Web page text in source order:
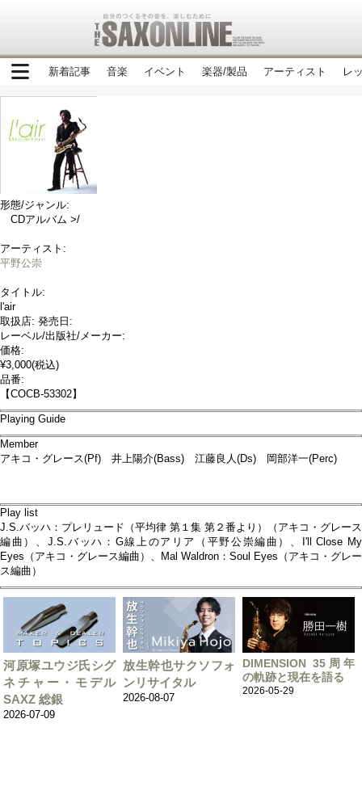
新着記事 音楽 イベント 楽器/製品 アーティスト レ
形態/ジャンル:
CDアルバム >/
アーティスト:
平野公崇
タイトル:
l'air
取扱店: 発売日:
レーベル/出版社/メーカー:
価格:
¥3,000(税込)
品番:
【COCB-53302】
Playing Guide
Member
アキコ・グレース(Pf) 井上陽介(Bass) 江藤良人(Ds) 岡部洋一(Perc)
Play list
J.S.バッハ：プレリュード（平均律 第１集 第２番より）（アキコ・グレース
編曲）、J.S.バッハ：G線上のアリア（平野公崇編曲）、I'll Close My
Eyes（アキコ・グレース編曲）、Mal Waldron：Soul Eyes（アキコ・グレー
ス編曲）
河原塚ユウジ氏シグ
ネチャー・モデル
SAXZ 総銀
2026-07-09
放生幹也サクソフォ
ンリサイタル
2026-08-07
DIMENSION 35周年
の軌跡と現在を語る
2026-05-29